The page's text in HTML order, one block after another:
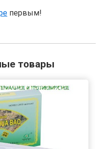
первым!
товары